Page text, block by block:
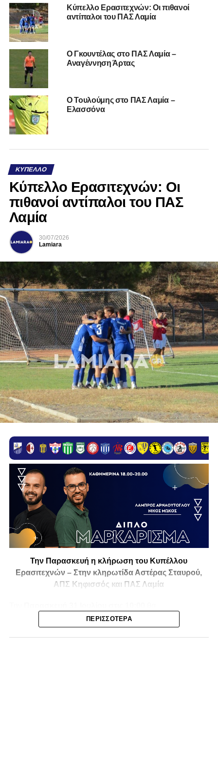
Κύπελλο Ερασιτεχνών: Οι πιθανοί
αντίπαλοι του ΠΑΣ Λαμία
O Γκουντέλας στο ΠΑΣ Λαμία –
Αναγέννηση Άρτας
O Τουλούμης στο ΠΑΣ Λαμία –
Ελασσόνα
ΚΎΠΕΛΛΟ
Κύπελλο Ερασιτεχνών: Οι
πιθανοί αντίπαλοι του ΠΑΣ
Λαμία
30/07/2026
Lamiara
Την Παρασκευή η κλήρωση του Κυπέλλου
Ερασιτεχνών – Στην κληρωτίδα Αστέρας Σταυρού,
ΑΠΣ Κηφισσός και ΠΑΣ Λαμία
πραγματοποιηθεί στο ξενοδοχείοAthens Marriott
κλήρωση της1ης και 2ης φάσης του Κυπέλλου
ΠΕΡΙΣΣΌΤΕΡΑ